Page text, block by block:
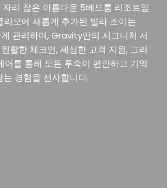
리 잡은 아름다운 5베드룸 리조트입
리오에 새롭게 추가된 빌라 조이는
관리하며, Gravity만의 시그니처 서
활한 체크인, 세심한 고객 지원, 그리
어를 통해 모든 투숙이 편안하고 기억
는 경험을 선사합니다.